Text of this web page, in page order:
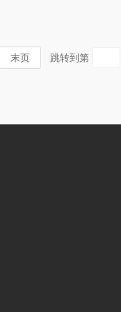
末页 跳转到第